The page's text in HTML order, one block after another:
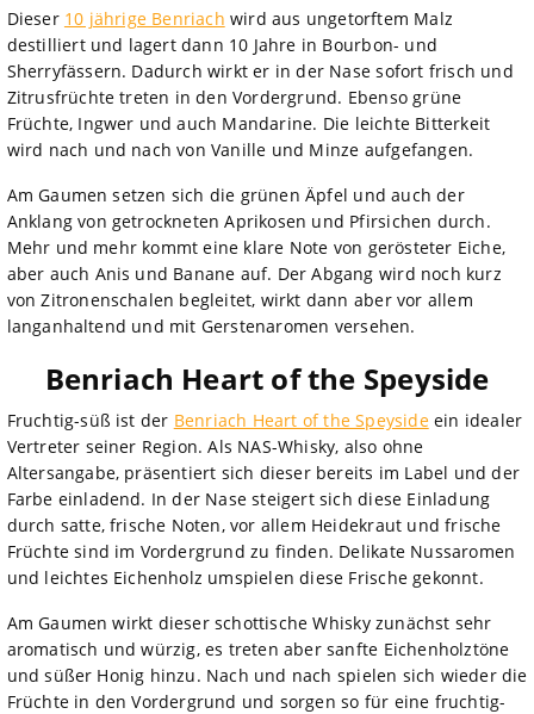
Dieser 10 jährige Benriach wird aus ungetorftem Malz
destilliert und lagert dann 10 Jahre in Bourbon- und
Sherryfässern. Dadurch wirkt er in der Nase sofort frisch und
Zitrusfrüchte treten in den Vordergrund. Ebenso grüne
Früchte, Ingwer und auch Mandarine. Die leichte Bitterkeit
wird nach und nach von Vanille und Minze aufgefangen.
Am Gaumen setzen sich die grünen Äpfel und auch der
Anklang von getrockneten Aprikosen und Pfirsichen durch.
Mehr und mehr kommt eine klare Note von gerösteter Eiche,
aber auch Anis und Banane auf. Der Abgang wird noch kurz
von Zitronenschalen begleitet, wirkt dann aber vor allem
langanhaltend und mit Gerstenaromen versehen.
Benriach Heart of the Speyside
Fruchtig-süß ist der Benriach Heart of the Speysideein idealer
Vertreter seiner Region. Als NAS-Whisky, also ohne
Altersangabe, präsentiert sich dieser bereits im Label und der
Farbe einladend. In der Nase steigert sich diese Einladung
durch satte, frische Noten, vor allem Heidekraut und frische
Früchte sind im Vordergrund zu finden. Delikate Nussaromen
und leichtes Eichenholz umspielen diese Frische gekonnt.
Am Gaumen wirkt dieser schottische Whisky zunächst sehr
aromatisch und würzig, es treten aber sanfte Eichenholztöne
und süßer Honig hinzu. Nach und nach spielen sich wieder die
Früchte in den Vordergrund und sorgen so für eine fruchtig-